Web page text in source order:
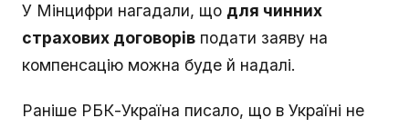
У Мінцифри нагадали, що для чинних
страхових договорів подати заяву на
компенсацію можна буде й надалі.
Раніше РБК-Україна писало, що в Україні не